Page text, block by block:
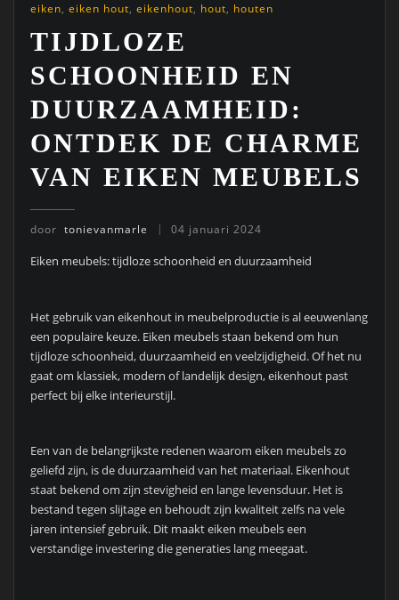
eiken, eiken hout, eikenhout, hout, houten
TIJDLOZE
SCHOONHEID EN
DUURZAAMHEID:
ONTDEK DE CHARME
VAN EIKEN MEUBELS
door tonievanmarle 04 januari 2024
Eiken meubels: tijdloze schoonheid en duurzaamheid
Het gebruik van eikenhout in meubelproductie is al eeuwenlang
een populaire keuze. Eiken meubels staan bekend om hun
tijdloze schoonheid, duurzaamheid en veelzijdigheid. Of het nu
gaat om klassiek, modern of landelijk design, eikenhout past
perfect bij elke interieurstijl.
Een van de belangrijkste redenen waarom eiken meubels zo
geliefd zijn, is de duurzaamheid van het materiaal. Eikenhout
staat bekend om zijn stevigheid en lange levensduur. Het is
bestand tegen slijtage en behoudt zijn kwaliteit zelfs na vele
jaren intensief gebruik. Dit maakt eiken meubels een
verstandige investering die generaties lang meegaat.